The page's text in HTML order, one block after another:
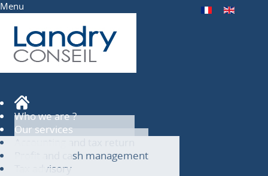
Menu
Who we are ?
Our services
Profit and cash management
Tax advisory